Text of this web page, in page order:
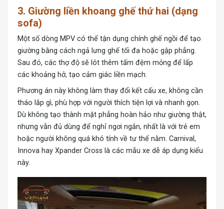
3. Giường liền khoang ghế thứ hai (dạng
sofa)
Một số dòng MPV có thể tận dụng chính ghế ngồi để tạo
giường bằng cách ngả lưng ghế tối đa hoặc gập phẳng.
Sau đó, các thợ độ sẽ lót thêm tấm đệm mỏng để lấp
các khoảng hở, tạo cảm giác liền mạch.
Phương án này không làm thay đổi kết cấu xe, không cần
tháo lắp gì, phù hợp với người thích tiện lợi và nhanh gọn.
Dù không tạo thành mặt phẳng hoàn hảo như giường thật,
nhưng vẫn đủ dùng để nghỉ ngơi ngắn, nhất là với trẻ em
hoặc người không quá khó tính về tư thế nằm. Carnival,
Innova hay Xpander Cross là các mẫu xe dễ áp dụng kiểu
này.